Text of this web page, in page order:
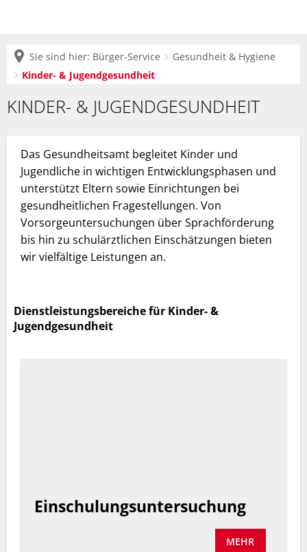
Sie sind hier: Bürger-Service
Gesundheit & Hygiene
Kinder- & Jugendgesundheit
Kinder-
Jugendgesundheit
KINDER- & JUGENDGESUNDHEIT
Das Gesundheitsamt begleitet Kinder und
Jugendliche in wichtigen Entwicklungsphasen und
unterstützt Eltern sowie Einrichtungen bei
gesundheitlichen Fragestellungen. Von
Vorsorgeuntersuchungen über Sprachförderung
bis hin zu schulärztlichen Einschätzungen bieten
wir vielfältige Leistungen an.
Dienstleistungsbereiche für Kinder- &
Jugendgesundheit
Einschulungsuntersuchung
MEHR